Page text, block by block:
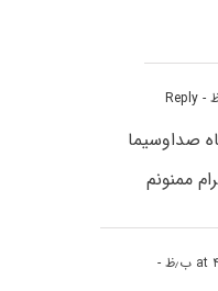
- Reply
صداوسیما
ممنونم
-